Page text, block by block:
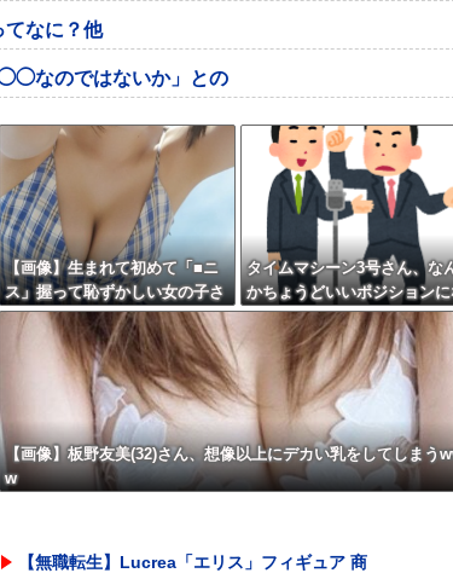
てなに？他
なのではないか」との
【画像】生まれて初めて「■ニ
ス」握って恥ずかしい女の子さ
んwww
タイムマシーン3号さん、な
かちょうどいいポジション
る
【画像】板野友美(32)さん、想像以上にデカい乳をしてしまう
w
【無職転生】Lucrea「エリス」フィギュア 商